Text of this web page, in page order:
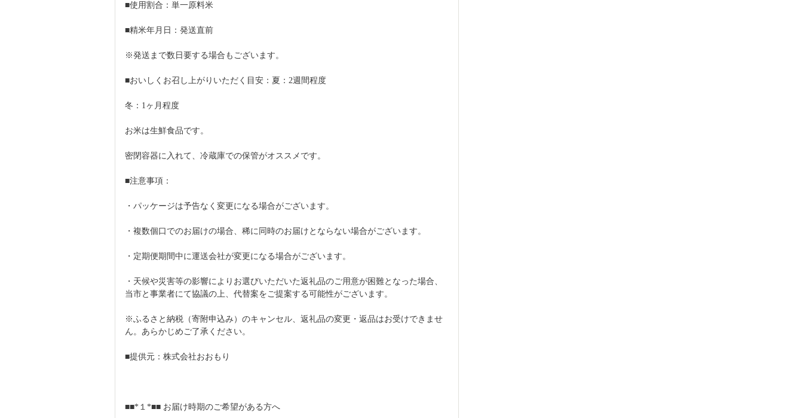
■使用割合：単一原料米
■精米年月日：発送直前
※発送まで数日要する場合もございます。
■おいしくお召し上がりいただく目安：夏：2週間程度
冬：1ヶ月程度
お米は生鮮食品です。
密閉容器に入れて、冷蔵庫での保管がオススメです。
■注意事項：
・パッケージは予告なく変更になる場合がございます。
・複数個口でのお届けの場合、稀に同時のお届けとならない場合がございます。
・定期便期間中に運送会社が変更になる場合がございます。
・天候や災害等の影響によりお選びいただいた返礼品のご用意が困難となった場合、
当市と事業者にて協議の上、代替案をご提案する可能性がございます。
※ふるさと納税（寄附申込み）のキャンセル、返礼品の変更・返品はお受けできませ
ん。あらかじめご了承ください。
■提供元：株式会社おおもり
■■*１*■■ お届け時期のご希望がある方へ